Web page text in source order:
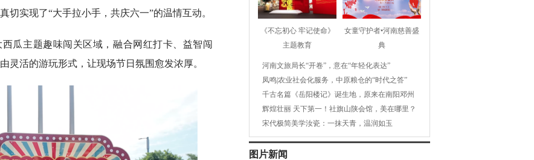
切实现了“大手拉小手，共庆六一”的温情互动。
瓜主题趣味闯关区域，融合网红打卡、益智闯
灵活的游玩形式，让现场节日氛围愈发浓厚。
《不忘初心 牢记使命》
主题教育
女童守护者•河南慈善盛
典
河南文旅局长“开卷”，意在“年轻化表达”
凤鸣|农业社会化服务，中原粮仓的“时代之答”
千古名篇《岳阳楼记》诞生地，原来在南阳邓州
辉煌壮丽 天下第一！社旗山陕会馆，美在哪里？
宋代极简美学汝瓷：一抹天青，温润如玉
图片新闻